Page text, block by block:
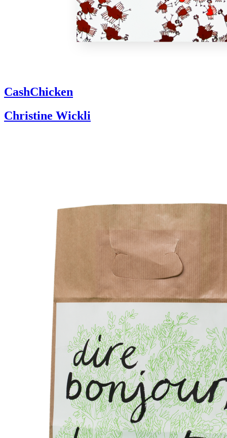
CashChicken
Christine Wickli